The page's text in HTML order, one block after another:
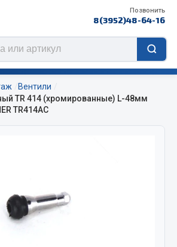
Позвонить
8(3952)48-64-16
на колеса BOHU
Вентили
TR 414 (хромированные) L-48мм
TR414AC